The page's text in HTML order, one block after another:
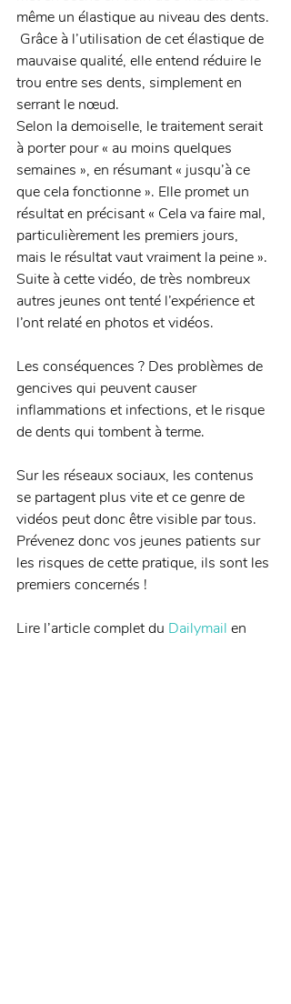
même un élastique au niveau des dents.
Grâce à l’utilisation de cet élastique de
mauvaise qualité, elle entend réduire le
trou entre ses dents, simplement en
serrant le nœud.
Selon la demoiselle, le traitement serait
à porter pour « au moins quelques
semaines », en résumant « jusqu’à ce
que cela fonctionne ». Elle promet un
résultat en précisant « Cela va faire mal,
particulièrement les premiers jours,
mais le résultat vaut vraiment la peine ».
Suite à cette vidéo, de très nombreux
autres jeunes ont tenté l’expérience et
l’ont relaté en photos et vidéos.
Les conséquences ? Des problèmes de
gencives qui peuvent causer
inflammations et infections, et le risque
de dents qui tombent à terme.
Sur les réseaux sociaux, les contenus
se partagent plus vite et ce genre de
vidéos peut donc être visible par tous.
Prévenez donc vos jeunes patients sur
les risques de cette pratique, ils sont les
premiers concernés !
Lire l’article complet du Dailymail en